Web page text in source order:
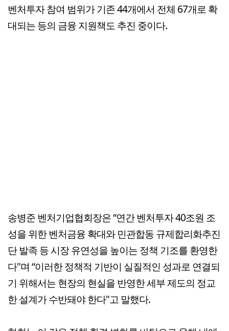
벤처투자 참여 범위가 기존 44개에서 전체 67개로 확
대되는 등의 금융 지원책도 추진 중이다.
송병준 벤처기업협회장은 “연간 벤처투자 40조원 조
성을 위한 벤처금융 확대와 민관합동 규제합리화추진
단 발족 등 시장 유연성을 높이는 정책 기조를 환영한
다"며 “이러한 정책적 기반이 실질적인 성과로 연결되
기 위해서는 현장의 현실을 반영한 세부 제도의 정교
한 설계가 수반돼야 한다"고 말했다.